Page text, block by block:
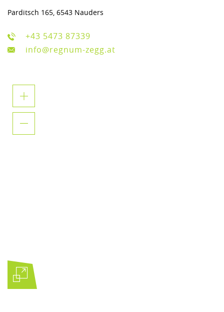
Parditsch 165, 6543 Nauders
+43 5473 87339
info@regnum-zegg.at